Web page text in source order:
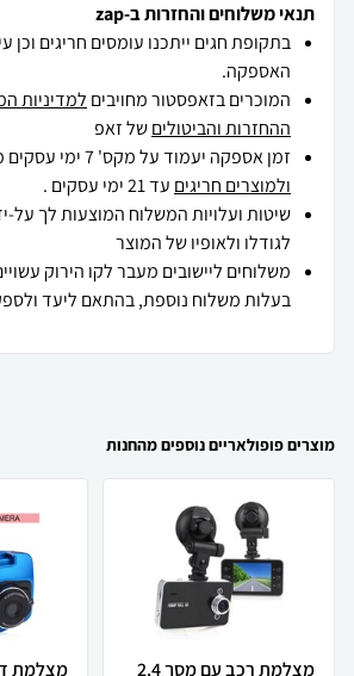
תנאי משלוחים והחזרות ב-zap
בתקופת חגים ייתכנו עומסים חריגים וכן
האספקה.
המוכרים בזאפסטור מחויבים למדיניות
ההחזרות והביטוליםשל זאפ
זמן אספקה יעמוד על מקס' 7 ימי עסקים מיום הזמנה,
ולמוצרים חריגים עד 21 ימי עסקים .
שיטות ועלויות המשלוח המוצעות לך על-
לגודלו ולאופיו של המוצר
משלוחים ליישובים מעבר לקו הירוק
בעלות משלוח נוספת, בהתאם ליעד
מוצרים פופולאריים נוספים מהחנות
מצלמת רכב עם מסך 2.4